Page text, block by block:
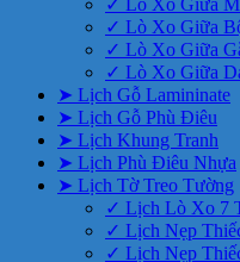
✓ Lò Xo Giữa
✓ Lò Xo Giữa
✓ Lò Xo Giữa
➤ Lịch Gỗ Lamininate
➤ Lịch Gỗ Phù Điêu
➤ Lịch Khung Tranh
➤ Lịch Phù Điêu Nhựa
➤ Lịch Tờ Treo Tường
✓ Lịch Lò Xo 7
✓ Lịch Nẹp
✓ Lịch Nẹp